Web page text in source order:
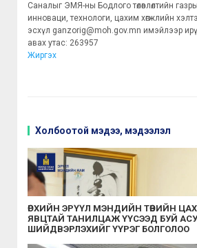
Саналыг ЭМЯ-ны Бодлого төлөвлөлтийн
инноваци, технологи, цахим хөгжлийн
эсхүл ganzorig@moh.gov.mn имэйлээр
авах утас: 263957
Жиргэх
Холбоотой мэдээ, мэдээлэл
ӨРХИЙН ЭРҮҮЛ МЭНДИЙН ТӨВИЙН
ЯВЦТАЙ ТАНИЛЦАЖ ҮҮСЭЭД БУЙ
ШИЙДВЭРЛЭХИЙГ ҮҮРЭГ БОЛГОЛОО